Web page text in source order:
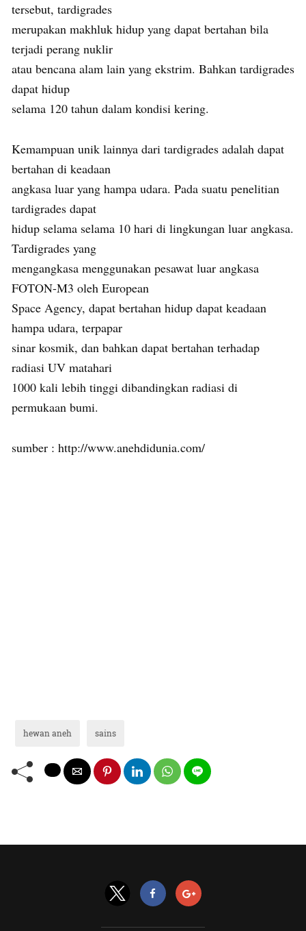
tersebut, tardigrades
merupakan makhluk hidup yang dapat bertahan bila
terjadi perang nuklir
atau bencana alam lain yang ekstrim. Bahkan tardigrades
dapat hidup
selama 120 tahun dalam kondisi kering.
Kemampuan unik lainnya dari tardigrades adalah dapat
bertahan di keadaan
angkasa luar yang hampa udara. Pada suatu penelitian
tardigrades dapat
hidup selama selama 10 hari di lingkungan luar angkasa.
Tardigrades yang
mengangkasa menggunakan pesawat luar angkasa
FOTON-M3 oleh European
Space Agency, dapat bertahan hidup dapat keadaan
hampa udara, terpapar
sinar kosmik, dan bahkan dapat bertahan terhadap
radiasi UV matahari
1000 kali lebih tinggi dibandingkan radiasi di
permukaan bumi.
sumber : http://www.anehdidunia.com/
hewan aneh sains